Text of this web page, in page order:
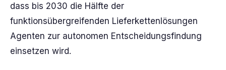
dass bis 2030 die Hälfte der
funktionsübergreifenden Lieferkettenlösungen
Agenten zur autonomen Entscheidungsfindung
einsetzen wird.